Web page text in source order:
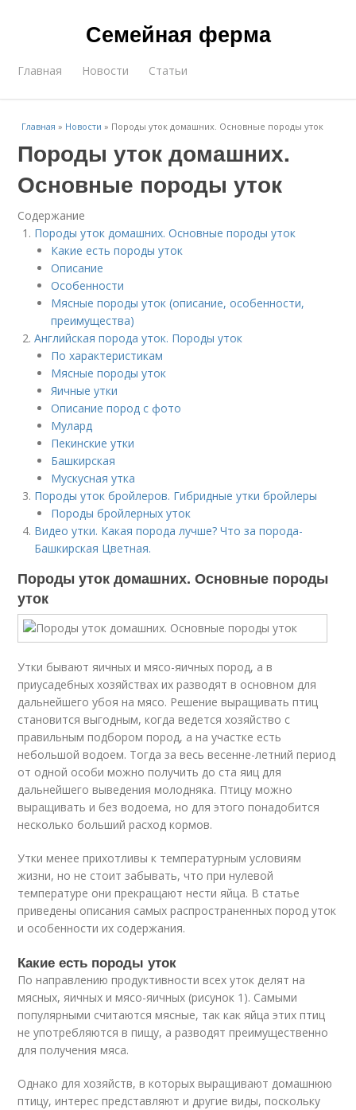
Семейная ферма
Главная Новости Статьи
Главная » Новости » Породы уток домашних. Основные породы уток
Породы уток домашних.
Основные породы уток
Содержание
Породы уток домашних. Основные породы уток
Какие есть породы уток
Описание
Особенности
Мясные породы уток (описание, особенности,
преимущества)
Английская порода уток. Породы уток
По характеристикам
Мясные породы уток
Яичные утки
Описание пород с фото
Мулард
Пекинские утки
Башкирская
Мускусная утка
Породы уток бройлеров. Гибридные утки бройлеры
Породы бройлерных уток
Видео утки. Какая порода лучше? Что за порода-
Башкирская Цветная.
Породы уток домашних. Основные породы
уток
Утки бывают яичных и мясо-яичных пород, а в
приусадебных хозяйствах их разводят в основном для
дальнейшего убоя на мясо. Решение выращивать птиц
становится выгодным, когда ведется хозяйство с
правильным подбором пород, а на участке есть
небольшой водоем. Тогда за весь весенне-летний период
от одной особи можно получить до ста яиц для
дальнейшего выведения молодняка. Птицу можно
выращивать и без водоема, но для этого понадобится
несколько больший расход кормов.
Утки менее прихотливы к температурным условиям
жизни, но не стоит забывать, что при нулевой
температуре они прекращают нести яйца. В статье
приведены описания самых распространенных пород уток
и особенности их содержания.
Какие есть породы уток
По направлению продуктивности всех уток делят на
мясных, яичных и мясо-яичных (рисунок 1). Самыми
популярными считаются мясные, так как яйца этих птиц
не употребляются в пищу, а разводят преимущественно
для получения мяса.
Однако для хозяйств, в которых выращивают домашнюю
птицу, интерес представляют и другие виды, поскольку